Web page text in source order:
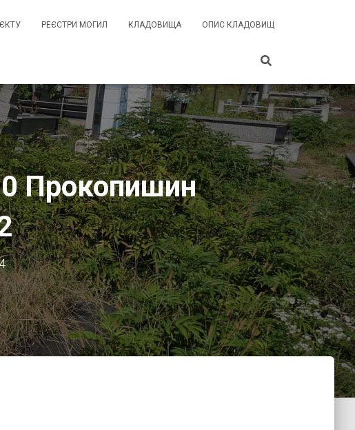
РЕЄСТРИ МОГИЛ КЛАДОВИЩА ОПИС КЛАДОВИЩ
Прокопишин